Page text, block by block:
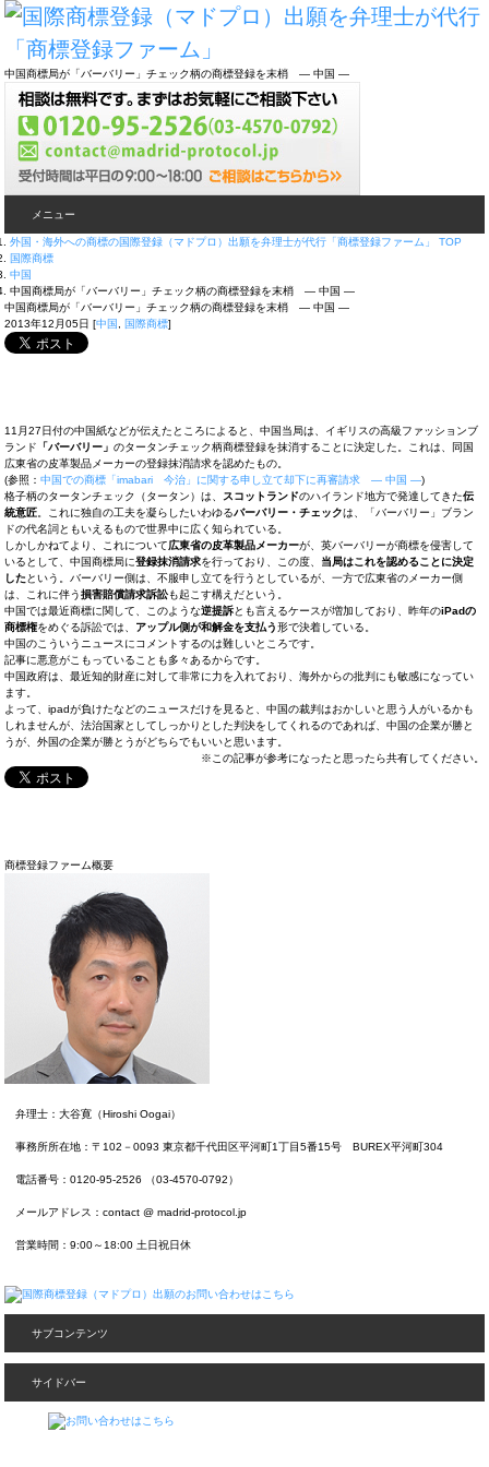
中国商標局が「バーバリー」チェック柄の商標登録を末梢 ― 中国 ―
メニュー
外国・海外への商標の国際登録（マドプロ）出願を弁理士が代行「商標登録ファーム」 TOP
国際商標
中国
中国商標局が「バーバリー」チェック柄の商標登録を末梢 ― 中国 ―
中国商標局が「バーバリー」チェック柄の商標登録を末梢 ― 中国 ―
2013年12月05日 [中国 国際商標]
11月27日付の中国紙などが伝えたところによると、中国当局は、イギリスの高級ファッションブ
ランド
「バーバリー」のタータンチェック柄商標登録を抹消することに決定した。これは、同国
広東省の皮革製品メーカーの登録抹消請求を認めたもの。
(参照：中国での商標「imabari 今治」に関する申し立て却下に再審請求 ― 中国 ―)
格子柄のタータンチェック（タータン）は、 スコットランドのハイランド地方で発達してきた伝
統意匠 。これに独自の工夫を凝らしたいわゆるバーバリー・チェックは、「バーバリー」ブラン
ドの代名詞ともいえるもので世界中に広く知られている。
しかしかねてより、これについて広東省の皮革製品メーカーが、英バーバリーが商標を侵害して
いるとして、中国商標局に登録抹消請求を行っており、この度、 当局はこれを認めることに決定
した という。バーバリー側は、不服申し立てを行うとしているが、一方で広東省のメーカー側
は、これに伴う損害賠償請求訴訟も起こす構えだという。
中国では最近商標に関して、このような逆提訴とも言えるケースが増加しており、昨年のiPadの
商標権をめぐる訴訟では、 アップル側が和解金を支払う形で決着している。
中国のこういうニュースにコメントするのは難しいところです。
記事に悪意がこもっていることも多々あるからです。
中国政府は、最近知的財産に対して非常に力を入れており、海外からの批判にも敏感になってい
ます。
よって、ipadが負けたなどのニュースだけを見ると、中国の裁判はおかしいと思う人がいるかも
しれませんが、法治国家としてしっかりとした判決をしてくれるのであれば、中国の企業が勝と
うが、外国の企業が勝とうがどちらでもいいと思います。
※この記事が参考になったと思ったら共有してください。
商標登録ファーム概要
弁理士：大谷寛（Hiroshi Oogai）
事務所所在地：〒102－0093 東京都千代田区平河町1丁目5番15号 BUREX平河町304
電話番号：0120-95-2526 （03-4570-0792）
メールアドレス：contact @ madrid-protocol.jp
営業時間：9:00～18:00 土日祝日休
サブコンテンツ
サイドバー